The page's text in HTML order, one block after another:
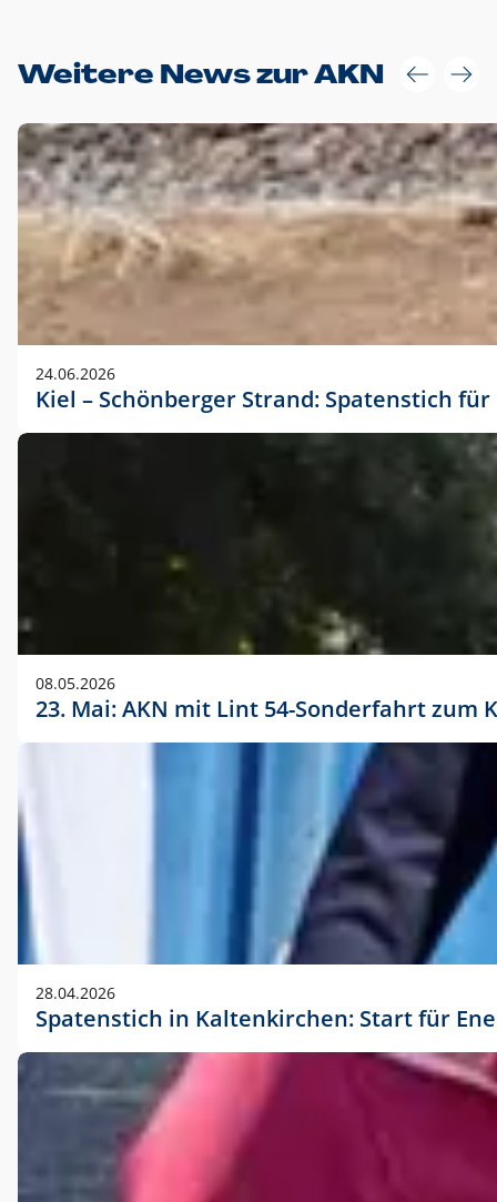
Weitere News zur AKN
24.06.2026
Kiel – Schönberger Strand: Spatenstich
08.05.2026
23. Mai: AKN mit Lint 54-Sonderfahrt
28.04.2026
Spatenstich in Kaltenkirchen: Start für